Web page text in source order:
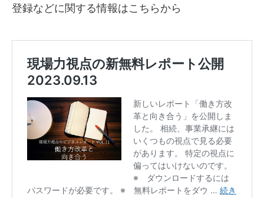
登録などに関する情報はこちらから